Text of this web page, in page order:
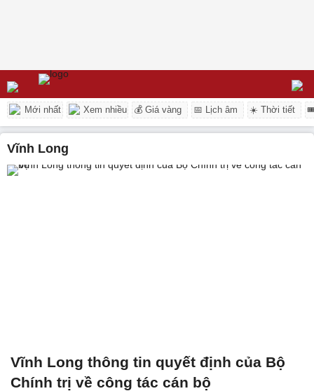
Mới nhất Xem nhiều 💰 Giá vàng 📅 Lịch âm ☀️ Thời tiết
Vĩnh Long
Vĩnh Long thông tin quyết định của Bộ
Chính trị về công tác cán bộ